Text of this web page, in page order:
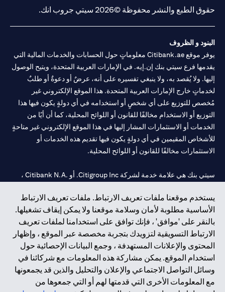
يستخدم موقعنا ملفات تعريف الارتباط. ملفات تعريف الارتباط
الأساسية مطلوبة لأمان وسلامة موقعنا ولا يمكن إيقاف تشغيلها.
بالنقر على 'موافق' ، فإنك توافق على استخدامنا لملفات تعريف
الارتباط التسويقية لتزويدك بتجربة مخصصة عبر الموقع ، وإظهار
المحتوى والإعلانات المستهدفة ، وجمع البيانات الإحصائية حول
استخدام الموقع. يمكن مشاركة هذه المعلومات مع شركائنا في
وسائل التواصل الاجتماعي والإعلان والتحليل والذين قد يجمعونها
مع المعلومات الأخرى التي قدمتها لهم أو التي جمعوها من
حقوق الطبع والنشر محفوظة ©2026 سيتي جروب انك.
البنود و الظروف
يوفر موقع Citibank.ae معلوماتٍ حول الحسابات والخدمات المالية التي
يقدمها فرع سيتي بنك إن.إيه. في الإمارات العربية المتحدة، ويتيح الوصول
إليها. ولا يُقصد به، ولا ينبغي تفسيره على أنه، عرضٌ أو دعوةٌ أو طلبٌ
لخدماتٍ خارج الإمارات العربية المتحدة. هذا الموقع الإلكتروني غير
مُخصص للتوزيع على أي شخصٍ أو استخدامه في أي دولةٍ يكون فيها هذا
التوزيع أو الاستخدام مخالفًا للقانون أو اللوائح المحلية، كما أن أيًا من
الخدمات أو الاستثمارات المشار إليها في هذا الموقع الإلكتروني غير متاحةٍ
للأشخاص المقيمين في أي دولةٍ يكون فيها تقديم هذه الخدمات أو
الاستثمارات مخالفًا للقانون أو اللوائح المحلية.
سيتي بنك هي علامة خدمة لشركة Citigroup Inc. أو .Citibank N.A ،
سيتي بنك إن. إيه. الإمارات مسجل لدى مصرف الإمارات المركزي تحت
أرقام التراخيص 202563 لفرع الوصل في دبي، 531989 لفرع مول
الإمارات في دبي، وCN-1002019لفرع أبوظبي. هاتف: 4000 311 04.
فرع سيتي بنك إن إيه - الإمارات العربية المتحدة مرخص من مصرف
الإمارات العربية المتحدة المركزي كفرع لبنك أجنبي.
سيتي بنك إن إيه الإمارات العربية المتحدة مرخص من هيئة الأوراق المالية
والسلع في الإمارات العربية المتحدة ("SCA") للقيام بالنشاط المالي لـ أ)